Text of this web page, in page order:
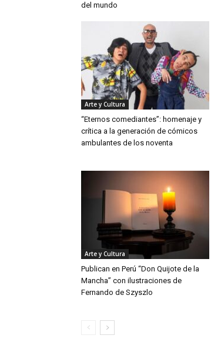
del mundo
Arte y Cultura
“Eternos comediantes”: homenaje y
crítica a la generación de cómicos
ambulantes de los noventa
Arte y Cultura
Publican en Perú “Don Quijote de la
Mancha” con ilustraciones de
Fernando de Szyszlo